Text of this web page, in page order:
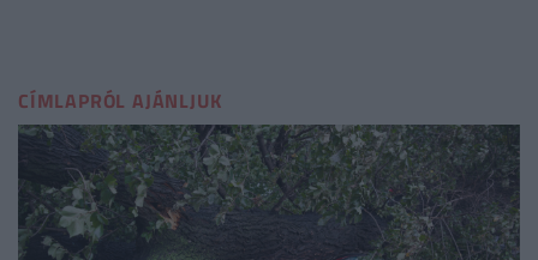
CÍMLAPRÓL AJÁNLJUK